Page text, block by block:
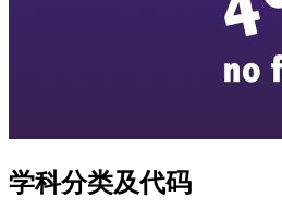
学科分类及代码